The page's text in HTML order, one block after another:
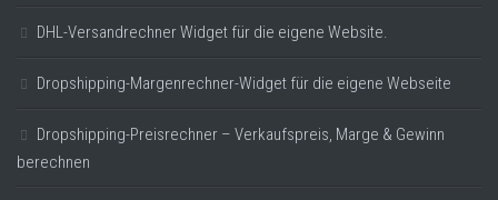
DHL-Versandrechner Widget für die eigene Website.
Dropshipping-Margenrechner-Widget für die eigene Webseite
Dropshipping-Preisrechner – Verkaufspreis, Marge & Gewinn
berechnen